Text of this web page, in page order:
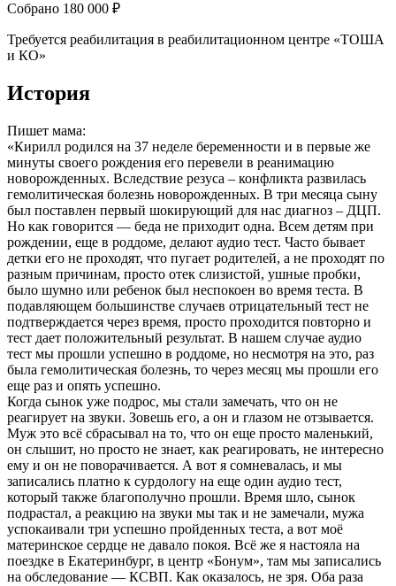
Собрано 180 000 ₽
Требуется реабилитация в реабилитационном центре «ТОША
и КО»
История
Пишет мама:
«Кирилл родился на 37 неделе беременности и в первые же
минуты своего рождения его перевели в реанимацию
новорожденных. Вследствие резуса – конфликта развилась
гемолитическая болезнь новорожденных. В три месяца сыну
был поставлен первый шокирующий для нас диагноз – ДЦП.
Но как говорится — беда не приходит одна. Всем детям при
рождении, еще в роддоме, делают аудио тест. Часто бывает
детки его не проходят, что пугает родителей, а не проходят по
разным причинам, просто отек слизистой, ушные пробки,
было шумно или ребенок был неспокоен во время теста. В
подавляющем большинстве случаев отрицательный тест не
подтверждается через время, просто проходится повторно и
тест дает положительный результат. В нашем случае аудио
тест мы прошли успешно в роддоме, но несмотря на это, раз
была гемолитическая болезнь, то через месяц мы прошли его
еще раз и опять успешно.
Когда сынок уже подрос, мы стали замечать, что он не
реагирует на звуки. Зовешь его, а он и глазом не отзывается.
Муж это всё сбрасывал на то, что он еще просто маленький,
он слышит, но просто не знает, как реагировать, не интересно
ему и он не поворачивается. А вот я сомневалась, и мы
записались платно к сурдологу на еще один аудио тест,
который также благополучно прошли. Время шло, сынок
подрастал, а реакцию на звуки мы так и не замечали, мужа
успокаивали три успешно пройденных теста, а вот моё
материнское сердце не давало покоя. Всё же я настояла на
поездке в Екатеринбург, в центр «Бонум», там мы записались
на обследование — КСВП. Как оказалось, не зря. Оба раза